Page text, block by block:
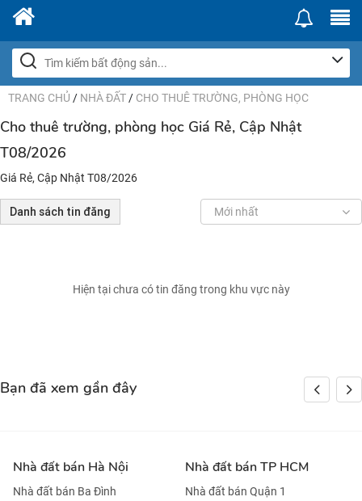
TRANG CHỦ / NHÀ ĐẤT / CHO THUÊ TRƯỜNG, PHÒNG HỌC
Cho thuê trường, phòng học Giá Rẻ, Cập Nhật
T08/2026
Giá Rẻ, Cập Nhật T08/2026
Danh sách tin đăng Mới nhất
Hiện tại chưa có tin đăng trong khu vực này
Bạn đã xem gần đây
Nhà đất bán Hà Nội
Nhà đất bán Ba Đình
Nhà đất bán TP HCM
Nhà đất bán Quận 1